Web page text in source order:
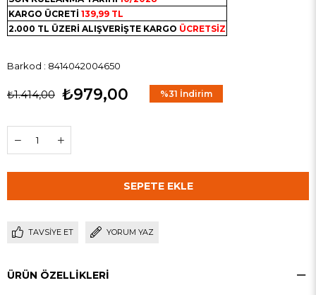
KARGO ÜCRETİ 139,99 TL
2.000 TL ÜZERİ ALIŞVERİŞTE KARGO ÜCRETSİZ
Barkod : 8414042004650
₺1.414,00 ₺979,00 %31 İndirim
TAVSIYE ET YORUM YAZ
ÜRÜN ÖZELLIKLERI